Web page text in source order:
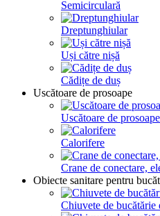
Semicirculară
Dreptunghiular
Uși către nișă
Cădițe de duș
Uscătoare de prosoape
Uscătoare de
Calorifere
Crane de conectare,
Obiecte sanitare pentru
Chiuvete de bucătărie